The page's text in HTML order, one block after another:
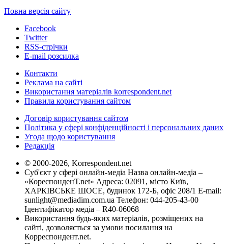
Повна версія сайту
Facebook
Twitter
RSS-стрічки
E-mail розсилка
Контакти
Реклама на сайті
Використання матеріалів korrespondent.net
Правила користування сайтом
Договір користування сайтом
Політика у сфері конфіденційності і персональних даних
Угода щодо користування
Редакція
© 2000-2026, Korrespondent.net
Суб'єкт у сфері онлайн-медіа Назва онлайн-медіа –
«КореспонденТ.net» Адреса: 02091, місто Київ,
ХАРКІВСЬКЕ ШОСЕ, будинок 172-Б, офіс 208/1 E-mail:
sunlight@mediadim.com.ua Телефон: 044-205-43-00
Ідентифікатор медіа – R40-06068
Використання будь-яких матеріалів, розміщених на
сайті, дозволяється за умови посилання на
Корреспондент.net.